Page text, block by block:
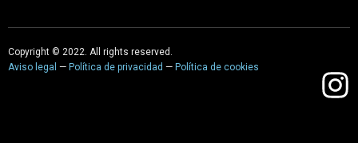
Copyright © 2022. All rights reserved.
Aviso legal — Política de privacidad — Política de cookies